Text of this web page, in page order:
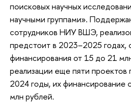
поисковых научных
научными группами».
сотрудников НИУ ВШЭ,
предстоит в 2023–2025
финансирования от 15 до 21
реализации еще пяти
2024 годы, их финансирование
млн рублей.